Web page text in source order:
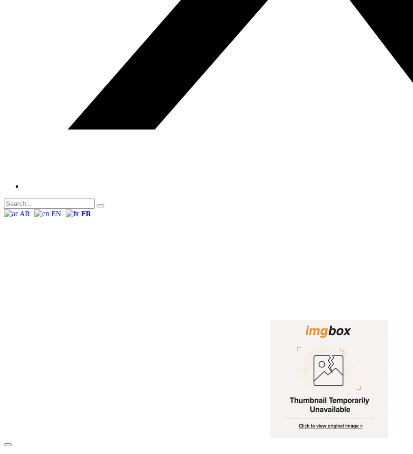
AR EN FR